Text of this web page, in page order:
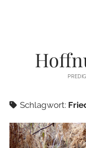
Schlagwort: